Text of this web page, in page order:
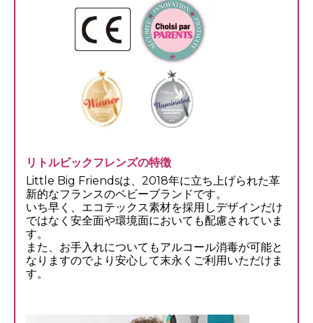
リトルビックフレンズの特徴
Little Big Friendsは、2018年に立ち上げられた革
新的なフランスのベビーブランドです。
いち早く、エコテックス素材を採用しデザインだけ
ではなく安全面や環境面においても配慮されていま
す。
また、お手入れについてもアルコール消毒が可能と
なりますのでより安心して末永くご利用いただけま
す。